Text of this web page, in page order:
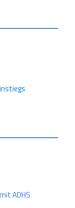
ADHS